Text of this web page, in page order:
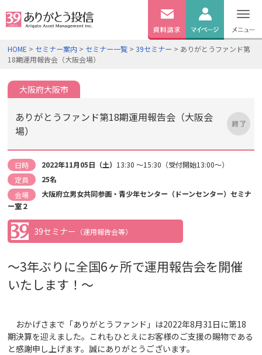
無料
資料 ログイン
HOME > セミナー案内 > セミナー一覧 >39セミナー > ありがとうファンド第
18期運用報告会（大阪会場）
大阪府大阪市
ありがとうファンド第18期運用報告会（大阪会
場）
日時 2022年11月05日（土） 13:30 ～15:30（受付開始13:00～）
定員
25名
会場
大阪府立男女共同参画・青少年センター（ドーンセンター）セミナ
ー室２
39セミナー （運用報告会等）
～3年ぶりに全国6ヶ所で運用報告会を開催
いたします！～
おかげさまで「ありがとうファンド」は2022年8月31日に第18
期決算を迎えました。これもひとえにお客様のご支援の賜物である
と感謝申し上げます。誠にありがとうございます。